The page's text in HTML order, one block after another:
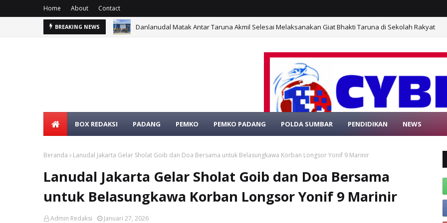
Home About Contact
BREAKING NEWS Kapolsek Talamau Pimpin Penegakan Hukum dan Sosialisasi, Musnahkan Bekas Lokasi
SELAMAT DATANG DI WEBSITE RESMI PORTAL BERITA
BOX REDAKSI PADANG PEMKO PEMKO PADANG POLDA SUMBAR PENDIDIKAN NEWS
Beranda Lanudal Jakarta Gelar Sholat Goib dan Doa Bersama untuk Belasungkawa Korban Longsor Yonif 9 Marinir
Lanudal Jakarta Gelar Sholat Goib dan Doa Bersama
untuk Belasungkawa Korban Longsor Yonif 9 Marinir
Admin Redaksi Januari 27, 2026